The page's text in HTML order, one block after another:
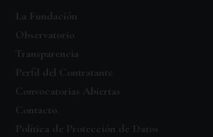
La Fundación
Observatorio
Transparencia
Perfil del Contratante
Convocatorias Abiertas
Contacto
Política de Protección de Datos